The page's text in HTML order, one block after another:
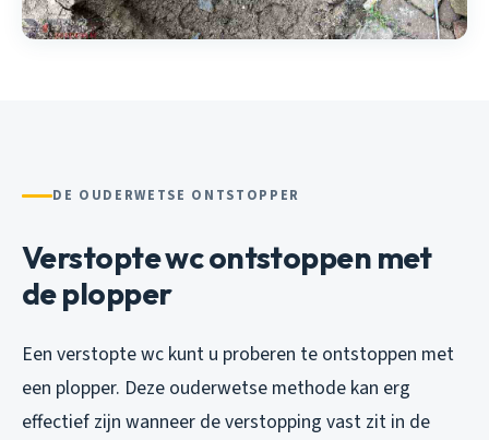
DE OUDERWETSE ONTSTOPPER
Verstopte wc ontstoppen met
de plopper
Een verstopte wc kunt u proberen te ontstoppen met
een plopper. Deze ouderwetse methode kan erg
effectief zijn wanneer de verstopping vast zit in de